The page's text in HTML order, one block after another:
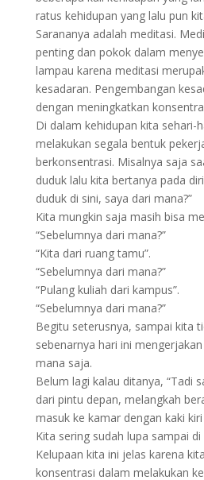
ratus kehidupan yang lalu pun
Sarananya adalah meditasi.
penting dan pokok dalam
lampau karena meditasi
kesadaran. Pengembangan
dengan meningkatkan
Di dalam kehidupan kita sehari-
melakukan segala bentuk
berkonsentrasi. Misalnya saja
duduk lalu kita bertanya pada
duduk di sini, saya dari mana?”
Kita mungkin saja masih bisa
“Sebelumnya dari mana?”
“Kita dari ruang tamu”.
“Sebelumnya dari mana?”
“Pulang kuliah dari kampus”.
“Sebelumnya dari mana?”
Begitu seterusnya, sampai kita
sebenarnya hari ini
mana saja.
Belum lagi kalau ditanya, “Tadi
dari pintu depan, melangkah
masuk ke kamar dengan kaki
Kita sering sudah lupa sampai di
Kelupaan kita ini jelas karena
konsentrasi dalam melakukan